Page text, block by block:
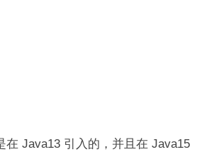
在 Java13 引入的，并且在 Java15